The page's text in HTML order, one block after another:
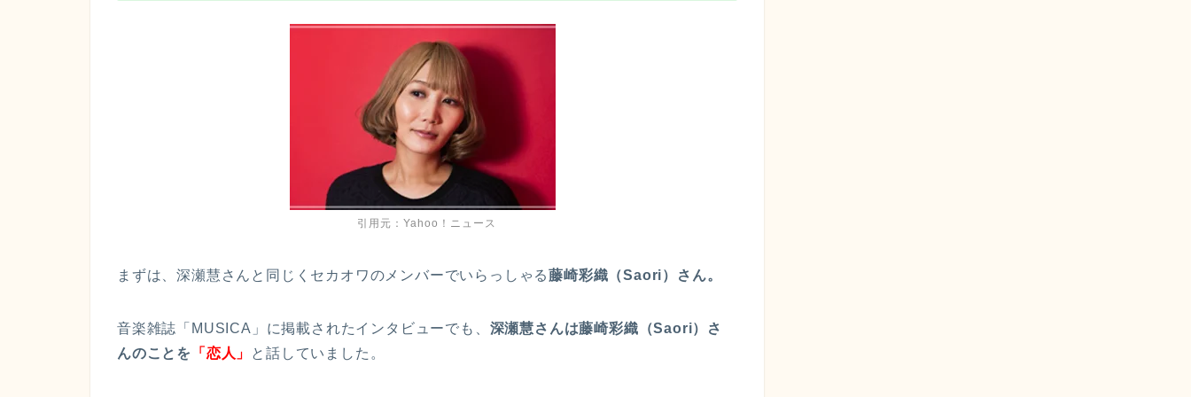
引用元：Yahoo！ニュース
まずは、深瀬慧さんと同じくセカオワのメンバーでいらっしゃる藤崎彩織（Saori）さん。
音楽雑誌「MUSICA」に掲載されたインタビューでも、 深瀬慧さんは藤崎彩織（Saori）さ
んのことを
「恋人」 と話していました。